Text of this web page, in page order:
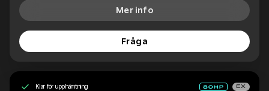
Mer info
Fråga
Klar för upphämtning EX